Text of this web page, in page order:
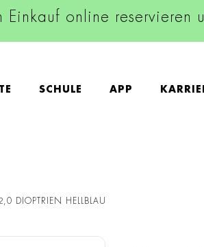
Einkauf online
SCHULE APP
DIOPTRIEN HELLBLAU